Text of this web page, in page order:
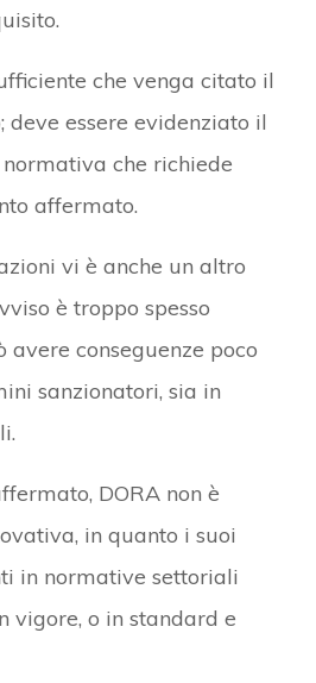
che venga citato il
deve essere evidenziato il
che richiede
affermato.
vi è anche un altro
è troppo spesso
avere conseguenze poco
sanzionatori, sia in
DORA non è
in quanto i suoi
in normative settoriali
vigore, o in standard e